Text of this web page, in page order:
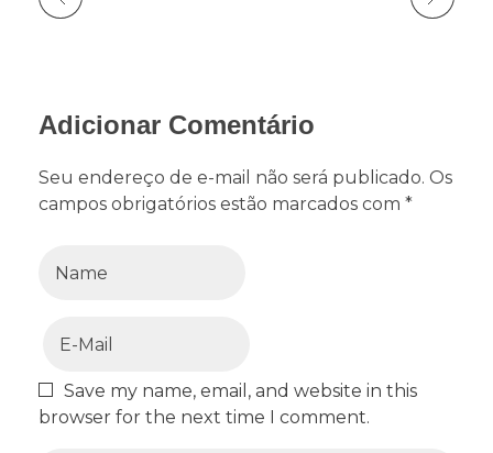
Adicionar Comentário
Seu endereço de e-mail não será publicado. Os
campos obrigatórios estão marcados com *
Save my name, email, and website in this
browser for the next time I comment.